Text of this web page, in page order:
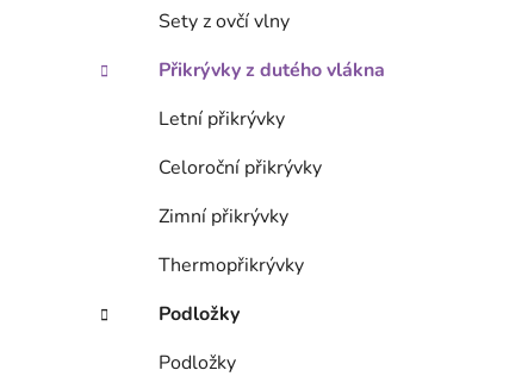
Sety z ovčí vlny
Přikrývky z dutého vlákna
Letní přikrývky
Celoroční přikrývky
Zimní přikrývky
Thermopřikrývky
Podložky
Podložky